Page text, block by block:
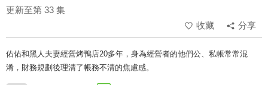
更新至第 33 集
收藏
分享
佑佑和黑人夫妻經營烤鴨店20多年，身為經營者的他們公、私帳常常混
淆，財務規劃後理清了帳務不清的焦慮感。